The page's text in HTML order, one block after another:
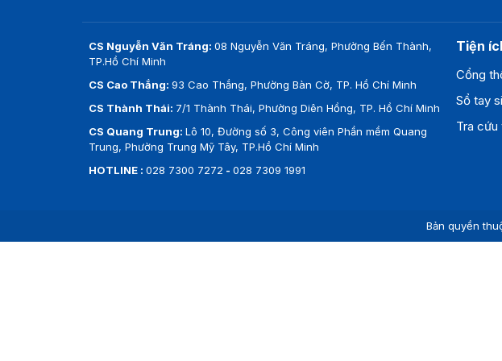
CS Nguyễn Văn Tráng: 08 Nguyễn Văn Tráng, Phường Bến Thành,
TP.Hồ Chí Minh
CS Cao Thắng: 93 Cao Thắng, Phường Bàn Cờ, TP. Hồ Chí Minh
CS Thành Thái: 7/1 Thành Thái, Phường Diên Hồng, TP. Hồ Chí Minh
CS Quang Trung: Lô 10, Đường số 3, Công viên Phần mềm Quang
Trung, Phường Trung Mỹ Tây, TP.Hồ Chí Minh
HOTLINE : 028 7300 7272 - 028 7309 1991
Tiện
Cổng
Sổ tay
Tra cứu
Bản quyền